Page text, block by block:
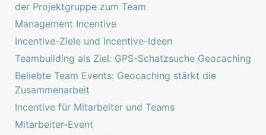
der Projektgruppe zum Team
Management Incentive
Incentive-Ziele und Incentive-Ideen
Teambuilding als Ziel: GPS-Schatzsuche Geocaching
Beliebte Team Events: Geocaching stärkt die
Zusammenarbeit
Incentive für Mitarbeiter und Teams
Mitarbeiter-Event